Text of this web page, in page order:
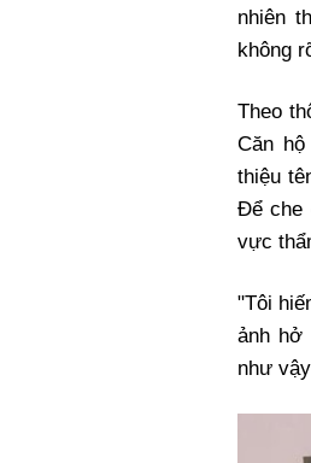
nhiên
không
Theo
Căn
thiệu
Để che
vực
"Tôi
ảnh hở
như